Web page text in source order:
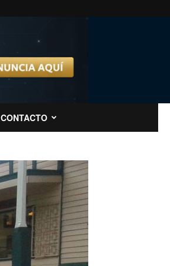
CONTACTO